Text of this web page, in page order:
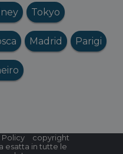
Tokyo
Madrid Parigi
Policy
copyright
esatta in tutte le